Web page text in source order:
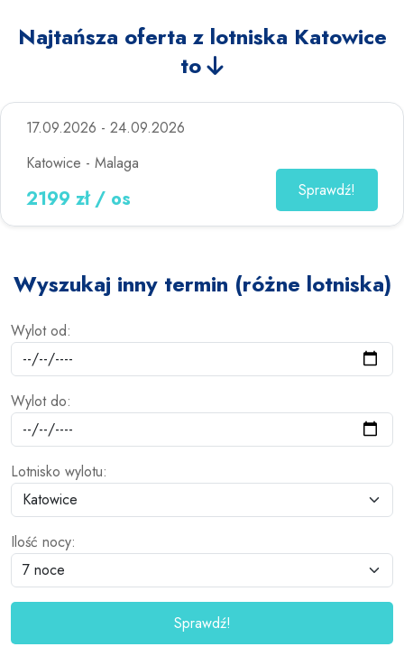
Najtańsza oferta z lotniska Katowice
to
17.09.2026 - 24.09.2026
Katowice - Malaga
2199 zł / os Sprawdź!
Wyszukaj inny termin (różne lotniska)
Wylot od:
Wylot do:
Lotnisko wylotu:
Ilość nocy:
Sprawdź!